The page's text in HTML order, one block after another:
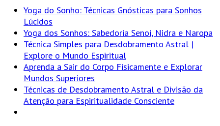
Yoga do Sonho: Técnicas Gnósticas para Sonhos
Lúcidos
Yoga dos Sonhos: Sabedoria Senoi, Nidra e Naropa
Técnica Simples para Desdobramento Astral |
Explore o Mundo Espiritual
Aprenda a Sair do Corpo Fisicamente e Explorar
Mundos Superiores
Técnicas de Desdobramento Astral e Divisão da
Atenção para Espiritualidade Consciente